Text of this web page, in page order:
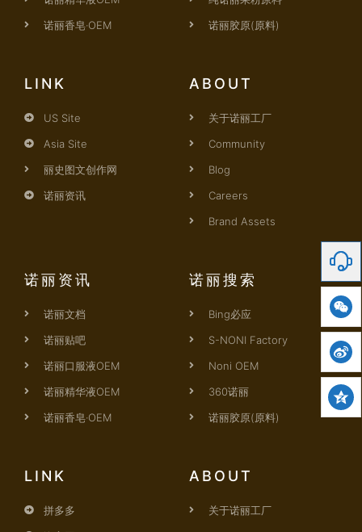
诺丽香皂·OEM
诺丽胶原(原料)
LINK
US Site
Asia Site
丽史图文创作网
诺丽资讯
ABOUT
关于诺丽工厂
Community
Blog
Careers
Brand Assets
诺丽资讯
诺丽文档
诺丽贴吧
诺丽口服液OEM
诺丽精华液OEM
诺丽香皂·OEM
诺丽搜索
Bing必应
S-NONI Factory
Noni OEM
360诺丽
诺丽胶原(原料)
LINK
拼多多
ABOUT
关于诺丽工厂